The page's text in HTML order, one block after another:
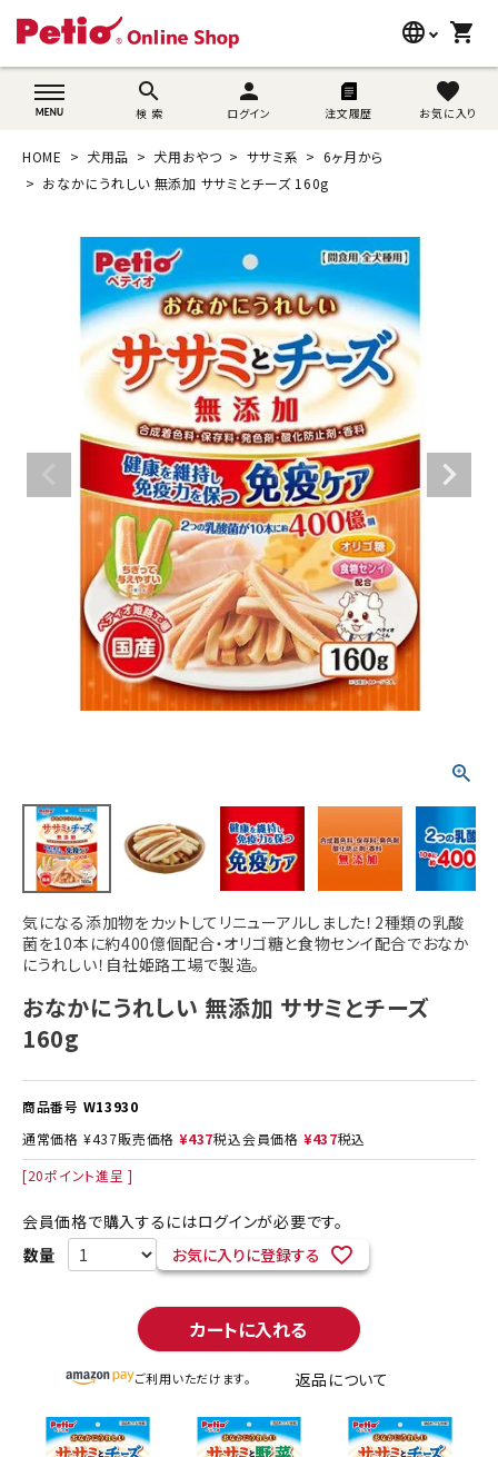
language
wovn-lang-name
shopping_cart
search
検 索
person
ログイン 注文履歴
favorite
お気に入り
search
猫用品
うさぎ用品
ブランド別に探す
目的別に探す
SNS
ご利用案内
ACCOUNT MENU
ようこそ ゲスト 様
ログイン person 新規会員登録
HOME 犬用品 犬用おやつ ササミ系
6ヶ月から
おなかにうれしい 無添加 ササミとチーズ 160g
気になる添加物をカットしてリニューアルしました！2種類の乳酸
菌を10本に約400億個配合・オリゴ糖と食物センイ配合でおなか
にうれしい！自社姫路工場で製造。
おなかにうれしい 無添加 ササミとチーズ
160g
商品番号 W13930
通常価格 ¥437販売価格 ¥437税込会員価格 ¥437税込
[20ポイント進呈 ]
会員価格で購入するにはログインが必要です。
お気に入りに登録する
カートに入れる
ご利用いただけます。 返品について